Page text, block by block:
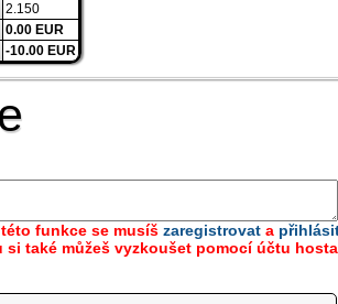
2.150
0.00 EUR
-10.00 EUR
funkce se musíš zaregistrovat a
si také můžeš vyzkoušet pomocí účtu